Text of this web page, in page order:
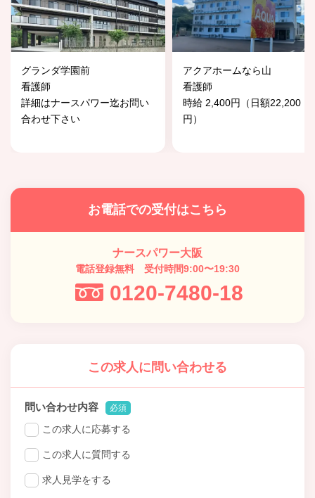
グランダ学園前
看護師
詳細はナースパワー迄お問い
合わせ下さい
アクアホームなら山
看護師
時給 2,400円（日額22,200
円）
お電話での受付はこちら
ナースパワー大阪
電話登録無料 受付時間9:00〜19:30
0120-7480-18
この求人に問い合わせる
問い合わせ内容 必須
この求人に応募する
この求人に質問する
求人見学をする